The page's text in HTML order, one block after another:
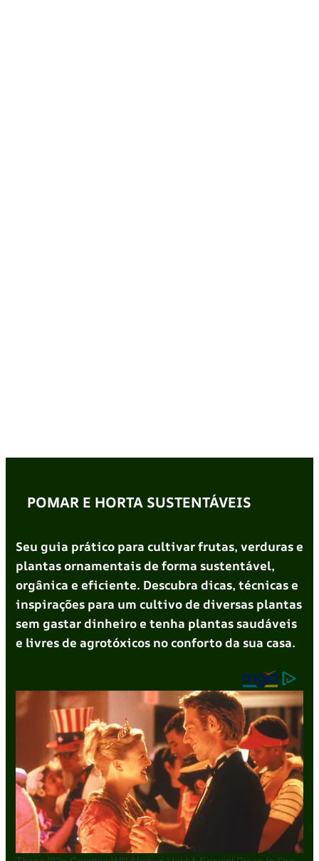
POMAR E HORTA SUSTENTÁVEIS
Seu guia prático para cultivar frutas, verduras e
plantas ornamentais de forma sustentável,
orgânica e eficiente. Descubra dicas, técnicas e
inspirações para um cultivo de diversas plantas
sem gastar dinheiro e tenha plantas saudáveis
e livres de agrotóxicos no conforto da sua casa.